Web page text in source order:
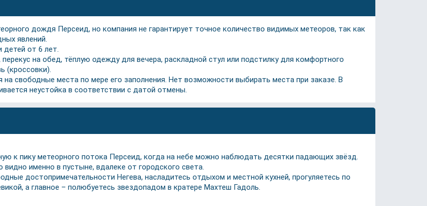
дождя Персеид, но компания не гарантирует точное количество видимых метеоров, так как
явлений.
детей от 6 лет.
на обед, тёплую одежду для вечера, раскладной стул или подстилку для комфортного
(кроссовки).
на свободные места по мере его заполнения. Нет возможности выбирать места при заказе. В
неустойка в соответствии с датой отмены.
к пику метеорного потока Персеид, когда на небе можно наблюдать десятки падающих звёзд.
именно в пустыне, вдалеке от городского света.
достопримечательности Негева, насладитесь отдыхом и местной кухней, прогуляетесь по
а главное – полюбуетесь звездопадом в кратере Махтеш Гадоль.